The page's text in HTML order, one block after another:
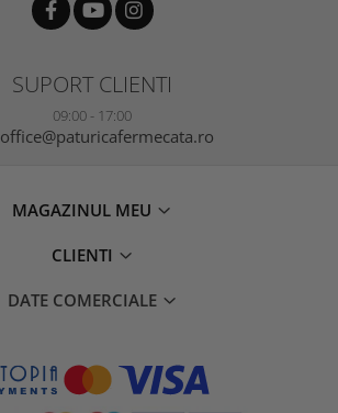
SUPORT CLIENTI
09:00 - 17:00
office@paturicafermecata.ro
MAGAZINUL MEU
CLIENTI
DATE COMERCIALE